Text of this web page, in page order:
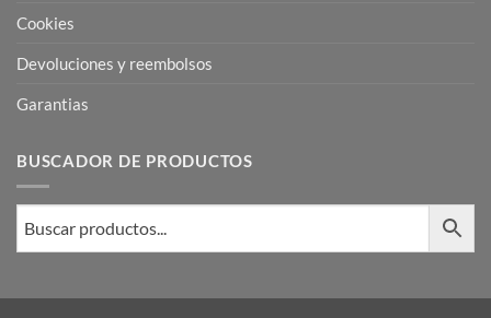
Cookies
Devoluciones y reembolsos
Garantias
BUSCADOR DE PRODUCTOS